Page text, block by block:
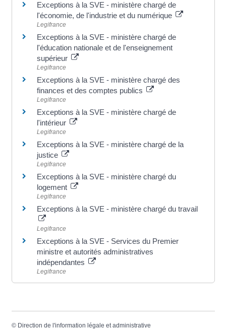
Exceptions à la SVE - ministère chargé de
l'économie, de l'industrie et du numérique
Legifrance
Exceptions à la SVE - ministère chargé de
l'éducation nationale et de l'enseignement
supérieur
Legifrance
Exceptions à la SVE - ministère chargé des
finances et des comptes publics
Legifrance
Exceptions à la SVE - ministère chargé de
l'intérieur
Legifrance
Exceptions à la SVE - ministère chargé de la
justice
Legifrance
Exceptions à la SVE - ministère chargé du
logement
Legifrance
Exceptions à la SVE - ministère chargé du travail
Legifrance
Exceptions à la SVE - Services du Premier
ministre et autorités administratives
indépendantes
Legifrance
© Direction de l'information légale et administrative